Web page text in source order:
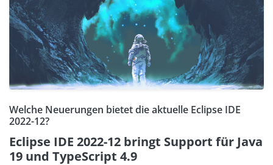
Welche Neuerungen bietet die aktuelle Eclipse IDE
2022-12?
Eclipse IDE 2022-12 bringt Support für Java
19 und TypeScript 4.9